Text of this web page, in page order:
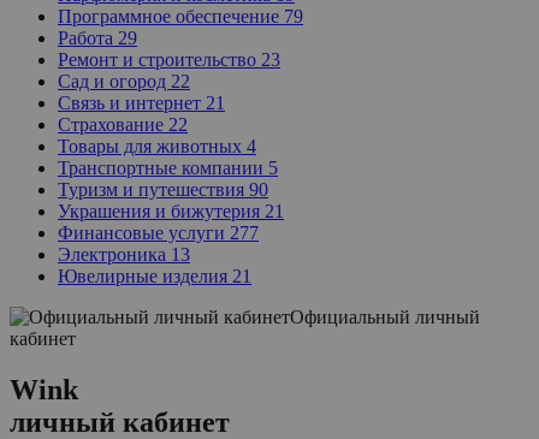
Программное обеспечение 79
Работа 29
Ремонт и строительство 23
Сад и огород 22
Связь и интернет 21
Страхование 22
Товары для животных 4
Транспортные компании 5
Туризм и путешествия 90
Украшения и бижутерия 21
Финансовые услуги 277
Электроника 13
Ювелирные изделия 21
Официальный личный
кабинет
Wink
личный кабинет